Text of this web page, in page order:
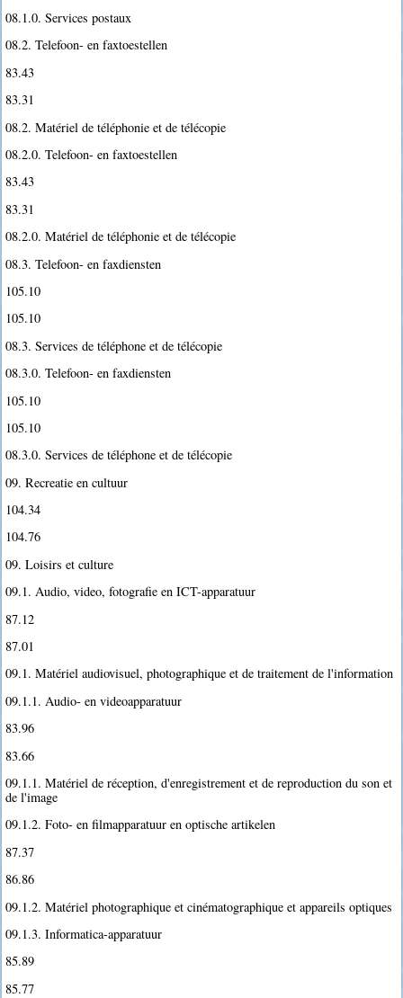
08.1.0. Services postaux
08.2. Telefoon- en faxtoestellen
83.43
83.31
08.2. Matériel de téléphonie et de télécopie
08.2.0. Telefoon- en faxtoestellen
83.43
83.31
08.2.0. Matériel de téléphonie et de télécopie
08.3. Telefoon- en faxdiensten
105.10
105.10
08.3. Services de téléphone et de télécopie
08.3.0. Telefoon- en faxdiensten
105.10
105.10
08.3.0. Services de téléphone et de télécopie
09. Recreatie en cultuur
104.34
104.76
09. Loisirs et culture
09.1. Audio, video, fotografie en ICT-apparatuur
87.12
87.01
09.1. Matériel audiovisuel, photographique et de traitement de l'information
09.1.1. Audio- en videoapparatuur
83.96
83.66
09.1.1. Matériel de réception, d'enregistrement et de reproduction du son et
de l'image
09.1.2. Foto- en filmapparatuur en optische artikelen
87.37
86.86
09.1.2. Matériel photographique et cinématographique et appareils optiques
09.1.3. Informatica-apparatuur
85.89
85.77